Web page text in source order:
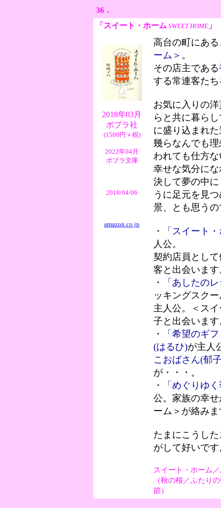
36．
「スイート・ホーム SWEET HOME 」
2018年03月
ポプラ社
(1500円＋税)
2022年04月
ポプラ文庫
2018/04/06
amazon.co.jp
高台の町にあ
ーム＞ 。
その店主である
する常連客た
お気に入りの
らと共に暮ら
に盛り込まれ
幾らなんでも
われても仕方
幸せな気分に
決して夢の中
うに足元を見
景、とも思う
・
「スイート
人公。
契約店員とし
客と出会います
・
「あしたの
ッキングスク
主人公。＜ス
子と出会います
・
「希望のギ
(はるひ)が主人
こおばさん(郁
が・・・。
・
「めぐりゆ
公。家族の幸
ーム＞が絡み
たまにこうし
がして好いで
スイート・ホーム
（秋の桜／ふたり
節）